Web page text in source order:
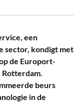
een
sector, kondigt met
de Europort-
Rotterdam.
beurs
in de